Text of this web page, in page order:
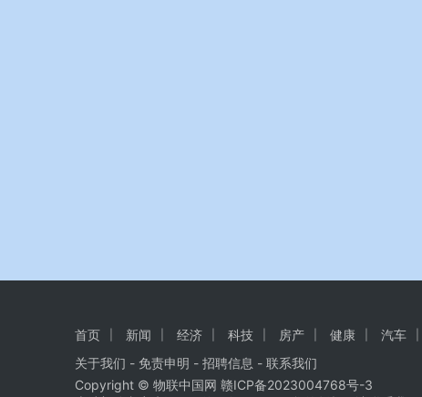
首页 新闻 经济 科技 房产 健康 汽车
关于我们 - 免责申明 - 招聘信息 - 联系我们
Copyright © 物联中国网 赣ICP备2023004768号-3